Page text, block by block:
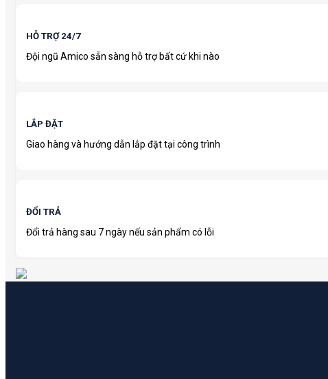
HỖ TRỢ 24/7
Đội ngũ Amico sẵn sàng hỗ trợ bất cứ khi nào
LẮP ĐẶT
Giao hàng và hướng dẫn lắp đặt tại công trình
ĐỔI TRẢ
Đổi trả hàng sau 7 ngày nếu sản phẩm có lỗi